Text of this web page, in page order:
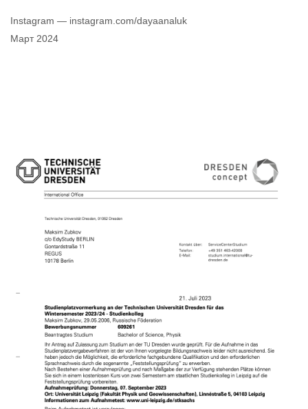
Instagram — instagram.com/dayaanaluk
Март 2024